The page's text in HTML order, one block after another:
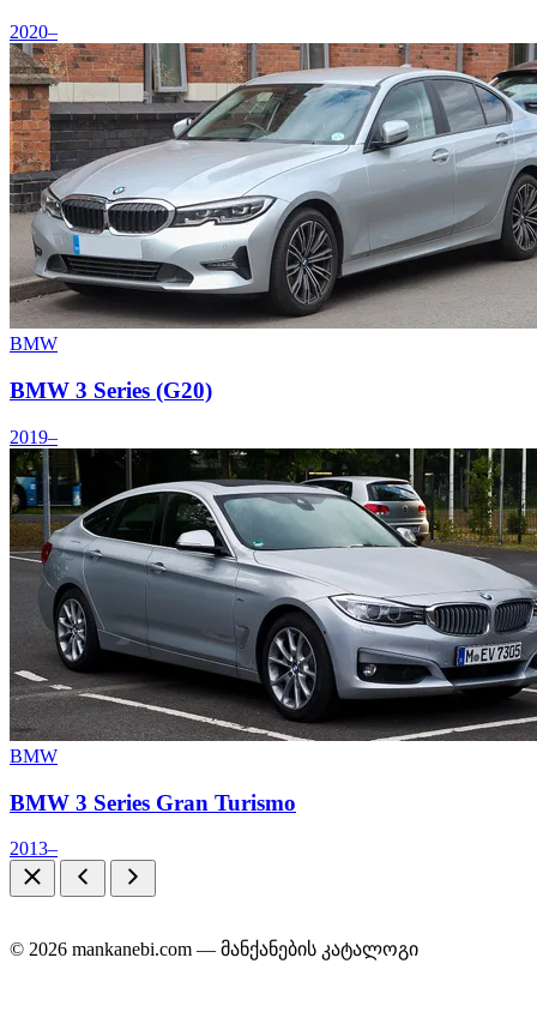
2020–
BMW
BMW 3 Series (G20)
2019–
BMW
BMW 3 Series Gran Turismo
2013–
© 2026 mankanebi.com — მანქანების კატალოგი